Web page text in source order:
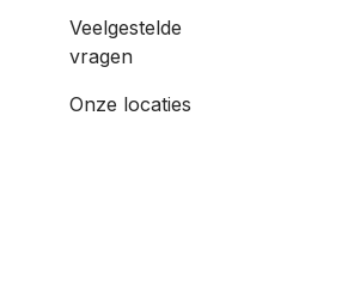
Veelgestelde
vragen
Onze locaties